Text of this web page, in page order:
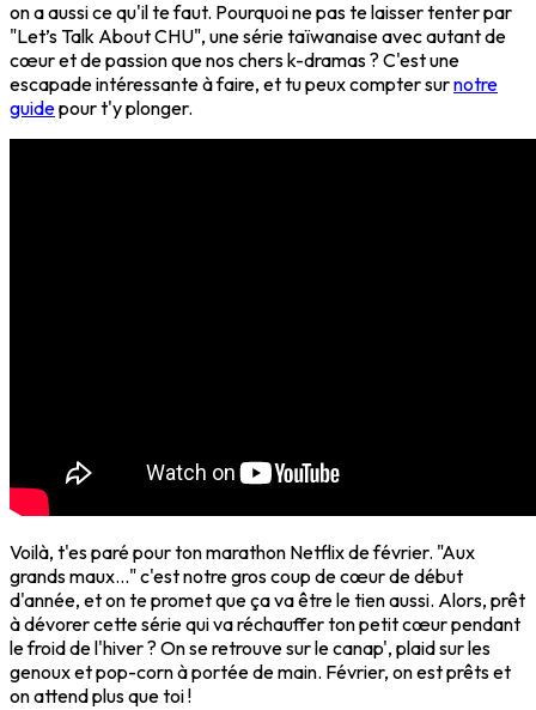
on a aussi ce qu'il te faut. Pourquoi ne pas te laisser tenter par
"Let’s Talk About CHU", une série taïwanaise avec autant de
cœur et de passion que nos chers k-dramas ? C'est une
escapade intéressante à faire, et tu peux compter surnotre
guidepour t'y plonger.
Voilà, t'es paré pour ton marathon Netflix de février. "Aux
grands maux..." c'est notre gros coup de cœur de début
d'année, et on te promet que ça va être le tien aussi. Alors, prêt
à dévorer cette série qui va réchauffer ton petit cœur pendant
le froid de l'hiver ? On se retrouve sur le canap', plaid sur les
genoux et pop-corn à portée de main. Février, on est prêts et
on attend plus que toi !